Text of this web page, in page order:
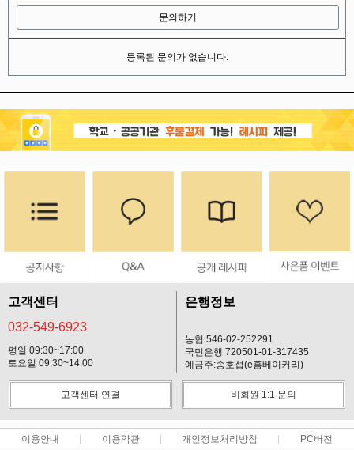
문의하기
등록된 문의가 없습니다.
고객센터
032-549-6923
평일 09:30~17:00
토요일 09:30~14:00
은행정보
농협 546-02-252291
국민은행 720501-01-317435
예금주:송호섭(e홈베이커리)
고객센터 연결 비회원 1:1 문의
이용안내 이용약관 개인정보처리방침 PC버전